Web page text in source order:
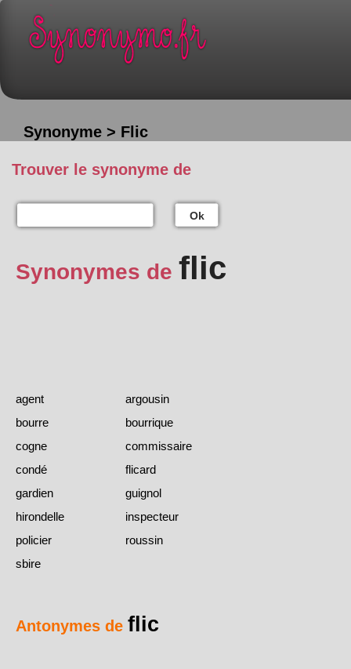
Synonyme > Flic
Trouver le synonyme de
Ok
Synonymes de flic
agent
argousin
bourre
bourrique
cogne
commissaire
condé
flicard
gardien
guignol
hirondelle
inspecteur
policier
roussin
sbire
Antonymes de flic